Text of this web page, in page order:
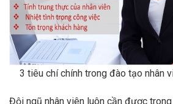
3 tiêu chí chính trong đào tạo nhân
Đội ngũ nhân viên luôn cần được